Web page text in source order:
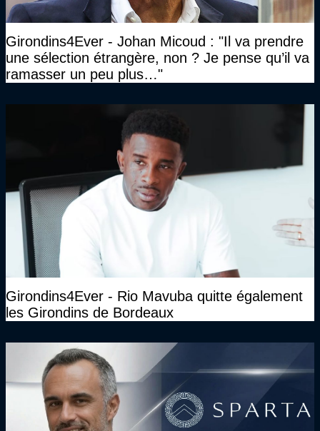
Girondins4Ever - Johan Micoud : "Il va prendre
une sélection étrangère, non ? Je pense qu’il va
ramasser un peu plus…"
Girondins4Ever - Rio Mavuba quitte également
les Girondins de Bordeaux